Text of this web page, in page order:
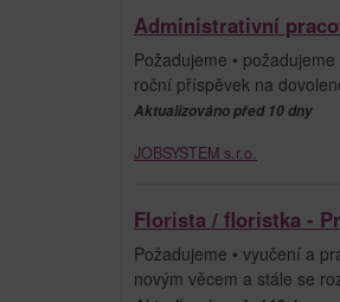
Administrativní
Požadujeme •
roční příspěvek na
Aktualizováno před 10 dny
JOBSYSTEM s.r.o.
Florista / floristka -
Požadujeme • vyučení a
novým věcem a stále se